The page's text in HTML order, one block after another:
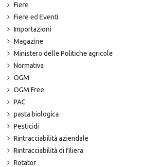
Fiere
Fiere ed Eventi
Importazioni
Magazine
Ministero delle Politiche agricole
Normativa
OGM
OGM Free
PAC
pasta biologica
Pesticidi
Rintracciabilità aziendale
Rintracciabilità di filiera
Rotator